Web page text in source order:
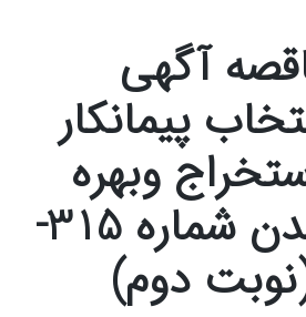
آگهی
پیمانکار
وبهره
برداری معدن شماره 315-